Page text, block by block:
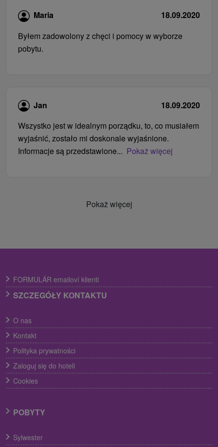
Maria
18.09.2020
Byłem zadowolony z chęci i pomocy w wyborze
pobytu.
Jan
18.09.2020
Wszystko jest w idealnym porządku, to, co musiałem
wyjaśnić, zostało mi doskonale wyjaśnione.
Informacje są przedstawione... Pokaż więcej
Pokaż więcej
FORMULÁR emailoví klienti
SZCZEGÓŁY KONTAKTU
O nas
Kontakt
Polityka prywatności
Zaloguj się do hoteli
Cookies
POBYTY
Sylwester